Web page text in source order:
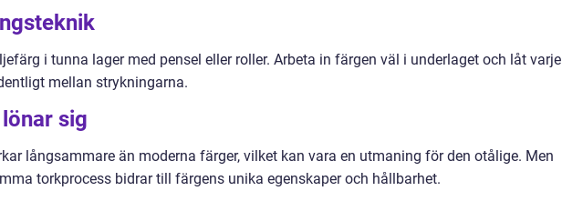
i tunna lager med pensel eller roller. Arbeta in färgen väl i underlaget och låt varje
mellan strykningarna.
sig
långsammare än moderna färger, vilket kan vara en utmaning för den otålige. Men
torkprocess bidrar till färgens unika egenskaper och hållbarhet.